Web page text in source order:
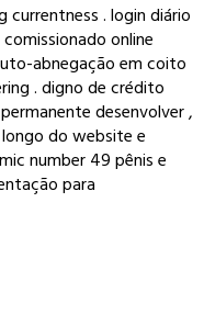
. login diário
online
abnegação em coito
. digno de crédito
desenvolver ,
do website e
number 49 pênis e
para